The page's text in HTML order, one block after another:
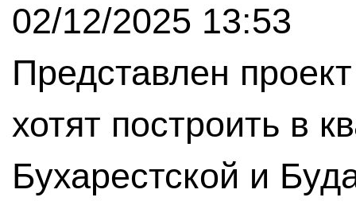
02/12/2025 13:53
Представлен
хотят построить в
Бухарестской и